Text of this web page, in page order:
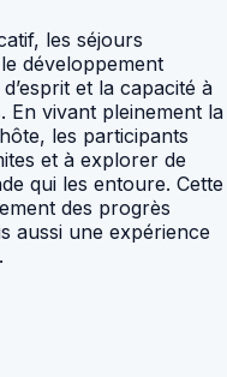
les séjours
développement
et la capacité à
En vivant pleinement la
les participants
et à explorer de
qui les entoure. Cette
des progrès
aussi une expérience